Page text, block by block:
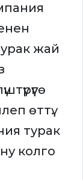
жай
өттү.
турак
колго